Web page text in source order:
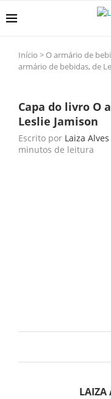
Início > O armário de
armário de bebidas, de
Capa do livro O
Leslie Jamison
Escrito por Laiza Alves
minutos de leitura
LAIZA